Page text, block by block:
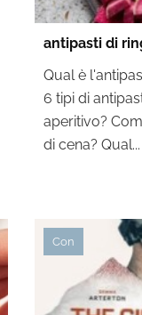
antipasti di
Qual è
6 tipi di
aperitivo?
di cena? Qual...
Con